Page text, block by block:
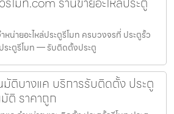
น่ายอะไหล่ประตูรีโมท ครบวงจรที่ ประตูรั้ว
ระตูรีโมท — รับติดตั้งประตู
ติบางแค บริการรับติดตั้ง ประตู
ติ ราคาถูก